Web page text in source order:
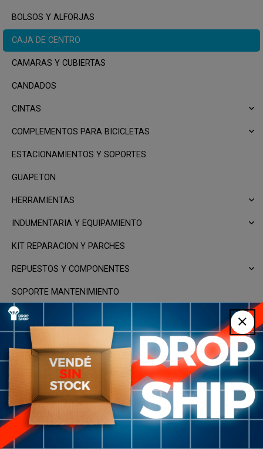
BOLSOS Y ALFORJAS
CAJA DE CENTRO
CAMARAS Y CUBIERTAS
CANDADOS
CINTAS
COMPLEMENTOS PARA BICICLETAS
ESTACIONAMIENTOS Y SOPORTES
GUAPETON
HERRAMIENTAS
INDUMENTARIA Y EQUIPAMIENTO
KIT REPARACION Y PARCHES
REPUESTOS Y COMPONENTES
SOPORTE MANTENIMIENTO
Más vendidos
Caja de Centro Movimiento Bicicleta Ciclismo
BB30BSA SUMART TOOLS